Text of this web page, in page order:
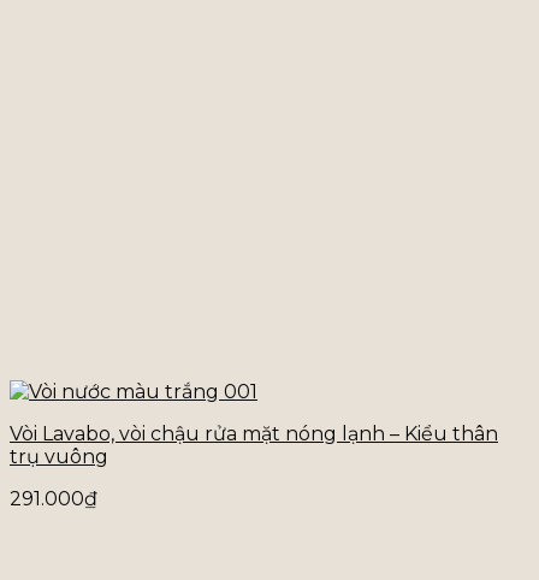
Vòi Lavabo, vòi chậu rửa mặt nóng lạnh – Kiểu thân
trụ vuông
291.000₫